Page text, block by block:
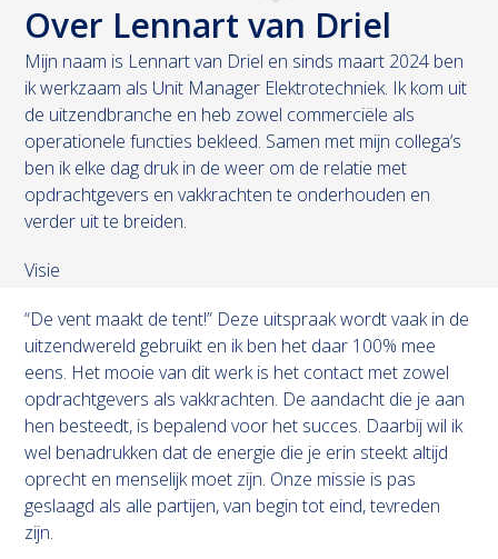
Over Lennart van Driel
Mijn naam is Lennart van Driel en sinds maart 2024 ben
ik werkzaam als Unit Manager Elektrotechniek. Ik kom uit
de uitzendbranche en heb zowel commerciële als
operationele functies bekleed. Samen met mijn collega’s
ben ik elke dag druk in de weer om de relatie met
opdrachtgevers en vakkrachten te onderhouden en
verder uit te breiden.
Visie
“De vent maakt de tent!” Deze uitspraak wordt vaak in de
uitzendwereld gebruikt en ik ben het daar 100% mee
eens. Het mooie van dit werk is het contact met zowel
opdrachtgevers als vakkrachten. De aandacht die je aan
hen besteedt, is bepalend voor het succes. Daarbij wil ik
wel benadrukken dat de energie die je erin steekt altijd
oprecht en menselijk moet zijn. Onze missie is pas
geslaagd als alle partijen, van begin tot eind, tevreden
zijn.